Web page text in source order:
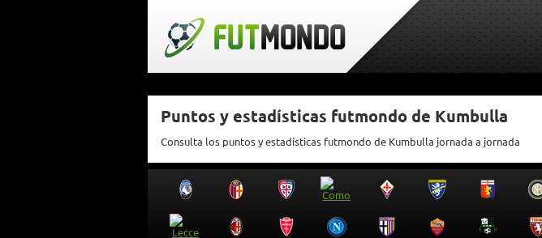
Puntos y estadísticas futmondo de Kumbulla
Consulta los puntos y estadísticas futmondo de Kumbulla jornada a jornada